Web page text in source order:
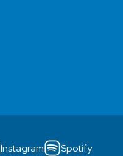
Instagram
Spotify